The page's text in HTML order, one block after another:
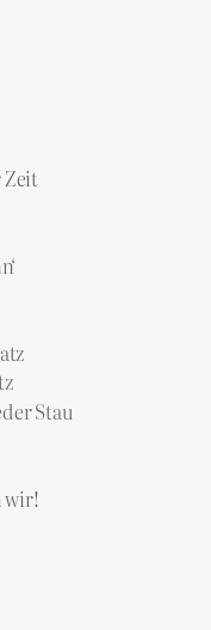
Zeit
Stau
wir!